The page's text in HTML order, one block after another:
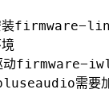
装firmware-
动firmware-
需要